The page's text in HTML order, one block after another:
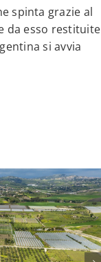
spinta grazie al
da esso restituite
si avvia